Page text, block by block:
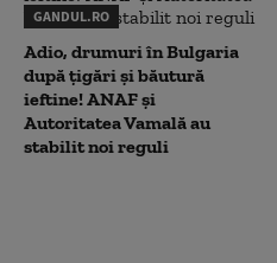
GANDUL.RO
Adio, drumuri în Bulgaria
după țigări și băutură
ieftine! ANAF și
Autoritatea Vamală au
stabilit noi reguli